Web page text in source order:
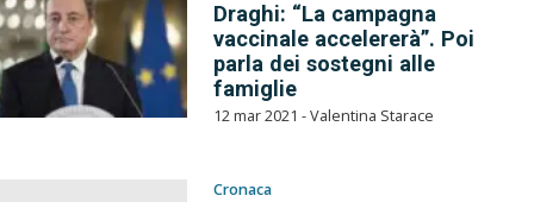
Draghi: “La campagna
vaccinale accelererà”. Poi
parla dei sostegni alle
famiglie
12 mar 2021 - Valentina Starace
Cronaca